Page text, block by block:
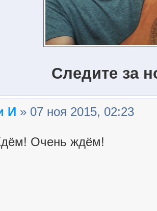
Следите за
И » 07 ноя 2015, 02:23
Очень ждём!